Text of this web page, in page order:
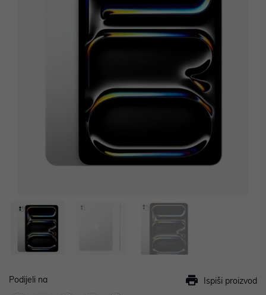
Podijeli na Ispiši proizvod